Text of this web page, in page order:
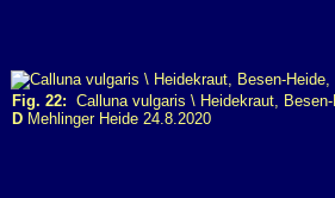
Fig. 22: Calluna vulgaris \ Heidekraut, Besen-
D Mehlinger Heide 24.8.2020